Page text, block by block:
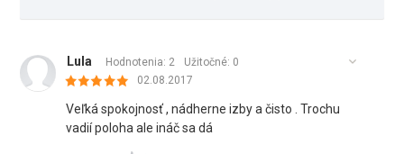
Lula Hodnotenia: 2 Užitočné: 0
02.08.2017
Veľká spokojnosť , nádherne izby a čisto . Trochu
vadií poloha ale ináč sa dá